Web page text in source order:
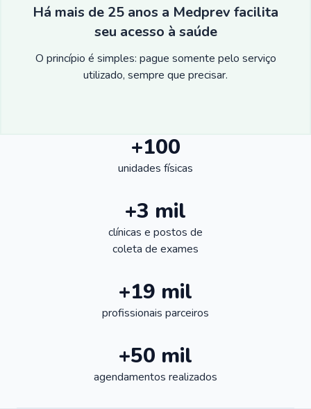
Há mais de 25 anos a Medprev facilita
seu acesso à saúde
O princípio é simples: pague somente pelo serviço
utilizado, sempre que precisar.
+100
unidades físicas
+3 mil
clínicas e postos de
coleta de exames
+19 mil
profissionais parceiros
+50 mil
agendamentos realizados